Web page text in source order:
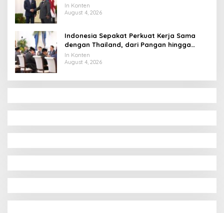
Tahun ke Raja Thailand
In Konten
August 4, 2026
Indonesia Sepakat Perkuat Kerja Sama
dengan Thailand, dari Pangan hingga
Ekonomi Digital
In Konten
August 4, 2026